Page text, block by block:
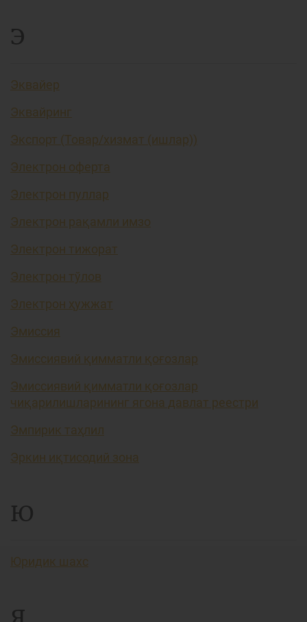
Э
Эквайер
Эквайринг
Экспорт (Товар/хизмат (ишлар))
Электрон оферта
Электрон пуллар
Электрон рақамли имзо
Электрон тижорат
Электрон тўлов
Электрон ҳужжат
Эмиссия
Эмиссиявий қимматли қоғозлар
Эмиссиявий қимматли қоғозлар
чиқарилишларининг ягона давлат реестри
Эмпирик таҳлил
Эркин иқтисодий зона
Ю
Юридик шахс